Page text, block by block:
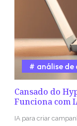
Cansado do
Funciona com
análise de
IA para criar